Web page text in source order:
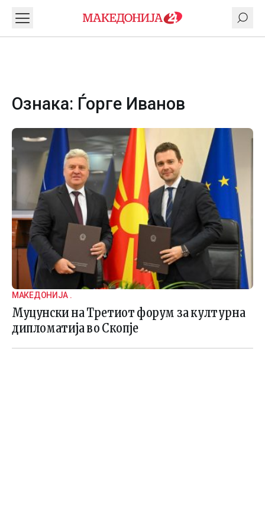
Ознака: Ѓорге Иванов
МАКЕДОНИЈА .
Муцунски на Третиот форум за културна
дипломатија во Скопје